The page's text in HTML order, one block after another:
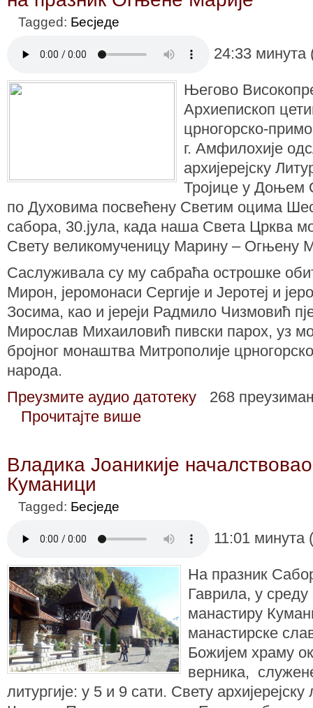
Tagged: Бесједе
24:33
Његово
Архиепископ
црногорско-
г. Амфилохије
архијерејску
Тројице у Доњем
по Духовима посвећену Светим оцима
сабора, 30.јула, када наша Света Црква
Свету великомученицу Марину – Огњену
Саслуживала су му сабраћа острошке
Мирон, јеромонаси Сергије и Јеротеј и
Зосима, као и јереји Радмило Чизмовић
Мирослав Михаиловић пивски парох, уз
бројног монаштва Митрополије
народа.
Преузмите аудио датотеку
268
Прочитајте више
Владика Јоаникије
Куманици
Tagged: Бесједе
11:01
На празник
Гаврила, у среду
манастиру
манастирске
Божијем храму
верника,
литургије: у 5 и 9 сати. Свету архијерејску